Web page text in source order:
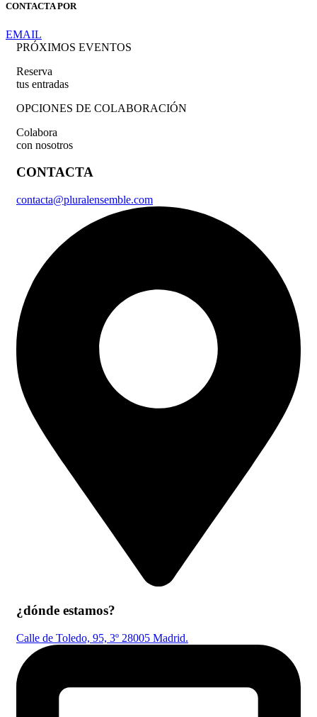
CONTACTA POR
EMAIL
PRÓXIMOS EVENTOS
Reserva
tus entradas
OPCIONES DE COLABORACIÓN
Colabora
con nosotros
CONTACTA
contacta@pluralensemble.com
¿dónde estamos?
Calle de Toledo, 95, 3º 28005 Madrid.